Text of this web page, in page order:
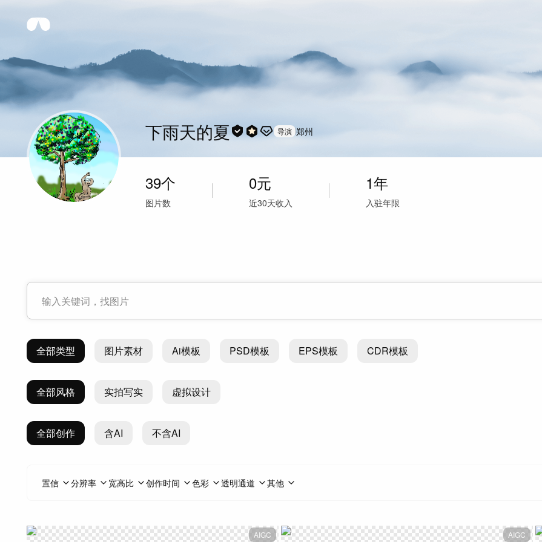
下雨天的夏 导演 郑州
39个
图片数
0元
近30天收入
1年
入驻年限
全部类型 图片素材 Ai模板 PSD模板 EPS模板 CDR模板
全部风格 实拍写实 虚拟设计
全部创作 含AI 不含AI
置信 分辨率 宽高比 创作时间 色彩 透明通道 其他
AIGC AIGC